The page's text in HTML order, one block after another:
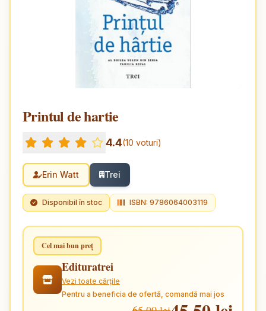
Printul de hartie
4.4(10 voturi)
Erin Watt Trei
Disponibil în stoc ISBN: 9786064003119
Cel mai bun preț
Edituratrei
Vezi toate cărțile
Pentru a beneficia de ofertă, comandă mai jos